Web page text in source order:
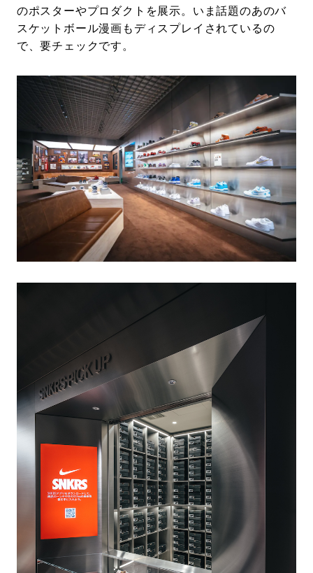
のポスターやプロダクトを展示。いま話題のあのバ
スケットボール漫画もディスプレイされているの
で、要チェックです。